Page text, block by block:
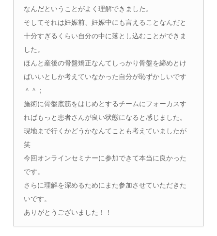
なんだということがよく理解できました。
そしてそれは妊娠前、妊娠中にも言えることなんだと
十分すぎるくらい自分の中に落とし込むことができま
した。
ほんと産後の骨盤矯正なんてしっかり骨盤を締めとけ
ばいいとしか考えていなかった自分が恥ずかしいです
＾＾；
施術に骨盤底筋をはじめとするチームにフォーカスす
ればもっと患者さんが良い状態になると感じました。
現地まで行くかどうかなんてことも考えていましたが
笑
今回オンラインセミナーに参加できて本当に良かった
です。
さらに理解を深めるためにまた参加させていただきた
いです。
ありがとうございました！！